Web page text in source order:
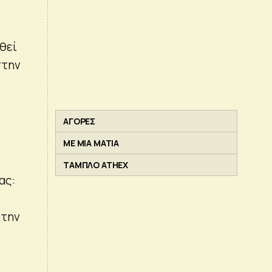
ΑΓΟΡΕΣ
ΜΕ ΜΙΑ ΜΑΤΙΑ
ΤΑΜΠΛΟ ATHEX